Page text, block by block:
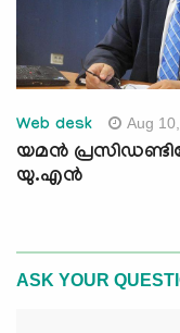
Web desk Aug
യമന്‍
യു.എന്‍
ASK YOUR